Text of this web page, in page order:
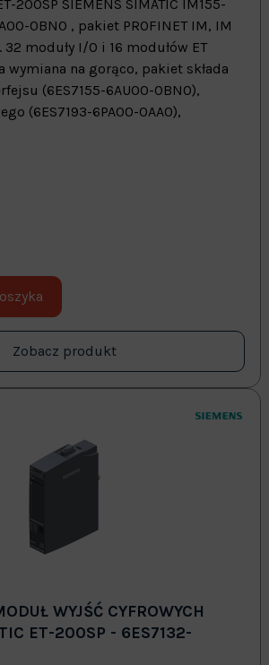
200SP SIEMENS SIMATIC IM155-
0BN0 , pakiet PROFINET IM, IM
32 moduły I/O i 16 modułów ET
wymiana na gorąco, pakiet składa
(6ES7155-6AU00-0BN0),
(6ES7193-6PA00-0AA0),
Zobacz produkt
WYJŚĆ CYFROWYCH
ET-200SP - 6ES7132-